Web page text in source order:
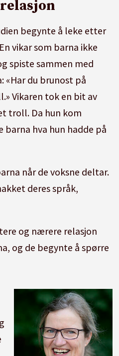
skuldrene og bli
om at leken
måte.
på en annen
og rom for lek.
som leker sammen, hva
av, og hvorfor leken
det samme som
din egen lekeidé.
og bygg videre på
Det kan være å
noe eller å «spise»
barna har laget til deg.
begynte å leke etter
vikar som barna ikke
spiste sammen med
«Har du brunost på
Vikaren tok en bit av
troll. Da hun kom
hva hun hadde på
når de voksne deltar.
deres språk,
og nærere relasjon
og de begynte å spørre